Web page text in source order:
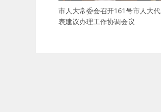
市人大常委会召开161号市人大代
表建议办理工作协调会议